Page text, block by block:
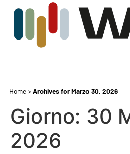
Home>Archives for Marzo 30, 2026
Giorno: 30
2026